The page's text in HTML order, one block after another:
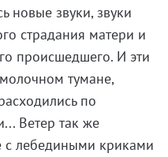
новые звуки, звуки
страдания матери и
происшедшего. И эти
тумане,
по
Ветер так же
с лебедиными криками